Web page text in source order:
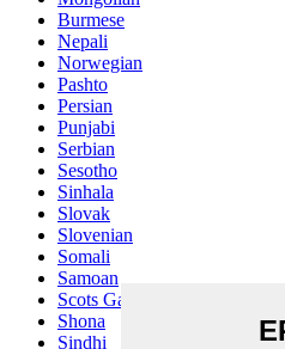
Burmese
Nepali
Norwegian
Pashto
Persian
Punjabi
Serbian
Sesotho
Sinhala
Slovak
Slovenian
Somali
Samoan
Scots Gaelic
Shona
Sindhi